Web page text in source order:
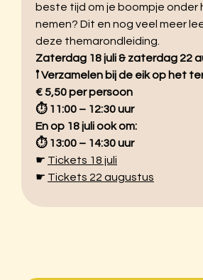
beste tijd om je boompje onder
nemen? Dit en nog veel meer
deze themarondleiding.
Zaterdag 18 juli & zaterdag 22
𖡡 Verzamelen bij de eik op het
€ 5,50 per persoon
⏱︎ 11:00 – 12:30 uur
En op 18 juli ook om:
⏱︎ 13:00 – 14:30 uur
☛ Tickets 18 juli
☛ Tickets 22 augustus